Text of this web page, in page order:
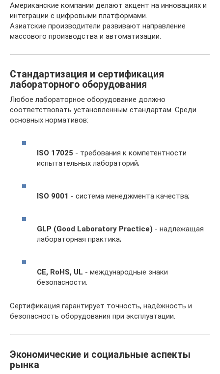
Американские компании делают акцент на инновациях и
интеграции с цифровыми платформами.
Азиатские производители развивают направление
массового производства и автоматизации.
Стандартизация и сертификация
лабораторного оборудования
Любое лабораторное оборудование должно
соответствовать установленным стандартам. Среди
основных нормативов:
ISO 17025 - требования к компетентности
испытательных лабораторий;
ISO 9001 - система менеджмента качества;
GLP (Good Laboratory Practice) - надлежащая
лабораторная практика;
CE, RoHS, UL - международные знаки
безопасности.
Сертификация гарантирует точность, надёжность и
безопасность оборудования при эксплуатации.
Экономические и социальные аспекты
рынка